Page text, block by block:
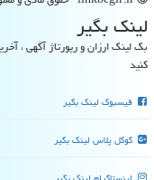
لینك بگیر
بک لینک ارزان و رپورتاژ آگهی ،
کنید
فیسبوک لینک بگیر
گوگل پلاس لینک بگیر